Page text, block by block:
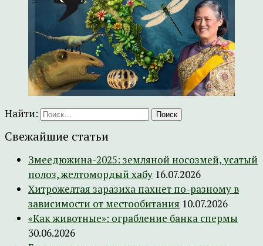
Найти:
Свежайшие статьи
Змеедюжина-2025: земляной носозмей, усатый
полоз, желтомордый хабу 16.07.2026
Хитрожелтая заразиха пахнет по-разному в
зависимости от местообитания 10.07.2026
«Как животные»: ограбление банка спермы
30.06.2026